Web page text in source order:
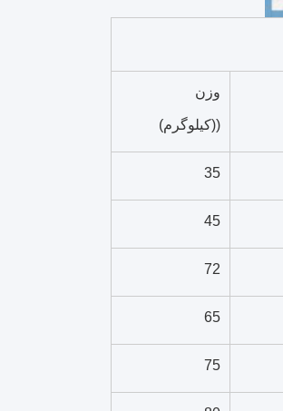
وزن
((کیلوگرم)
35
45
72
65
75